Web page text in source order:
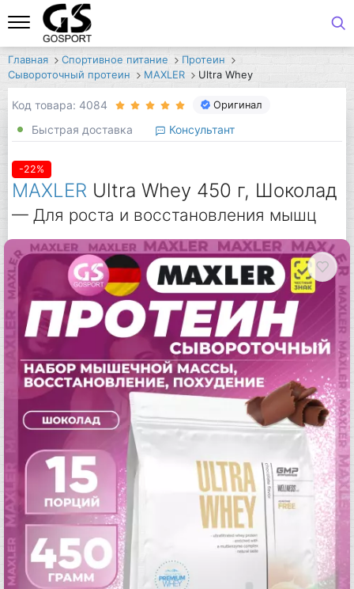
Главная Спортивное питание
Протеин
Сывороточный протеин
MAXLER Ultra Whey
Код товара: 4084 Оригинал
Быстрая доставка Консультант
-22%
MAXLER Ultra Whey 450 г, Шоколад
— Для роста и восстановления мышц